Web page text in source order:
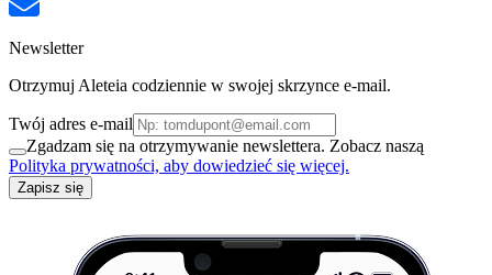
Newsletter
Otrzymuj Aleteia codziennie w swojej skrzynce e-mail.
Twój adres e-mail
Zgadzam się na otrzymywanie newslettera. Zobacz naszą
Polityka prywatności, aby dowiedzieć się więcej.
Zapisz się